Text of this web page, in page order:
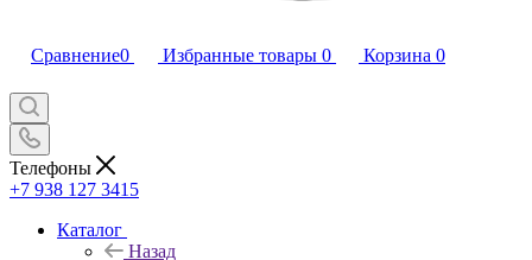
Сравнение0 Избранные товары 0 Корзина 0
Телефоны
+7 938 127 3415
Каталог
Назад